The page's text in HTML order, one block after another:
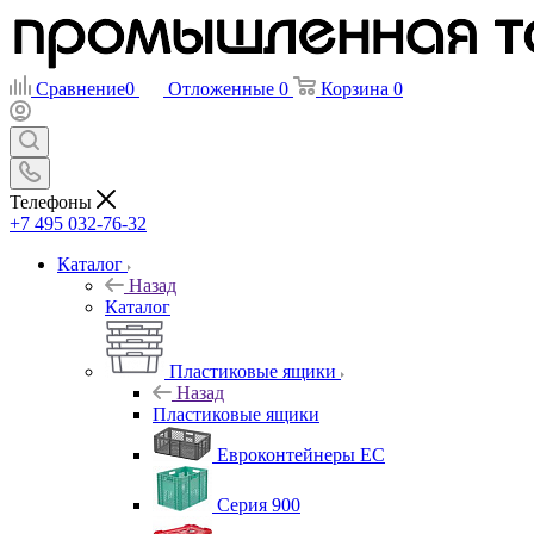
Сравнение0 Отложенные 0 Корзина 0
Телефоны
+7 495 032-76-32
Каталог
Назад
Каталог
Пластиковые ящики
Назад
Пластиковые ящики
Евроконтейнеры ЕС
Серия 900